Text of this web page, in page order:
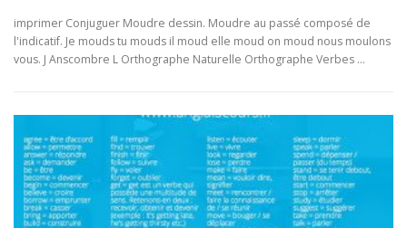
imprimer Conjuguer Moudre dessin. Moudre au passé composé de
l'indicatif. Je mouds tu mouds il moud elle moud on moud nous moulons
vous. J Anscombre L Orthographe Naturelle Orthographe Verbes …